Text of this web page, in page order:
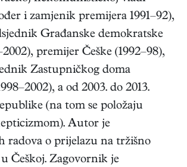
i zamjenik premijera 1991–92),
Građanske demokratske
premijer Češke (1992–98),
Zastupničkog doma
a od 2003. do 2013.
(na tom se položaju
Autor je
radova o prijelazu na tržišno
Češkoj. Zagovornik je